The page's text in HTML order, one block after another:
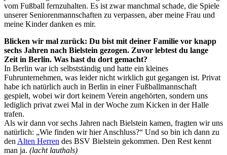
vom Fußball fernzuhalten. Es ist zwar manchmal schade, die Spiele
unserer Seniorenmannschaften zu verpassen, aber meine Frau und
meine Kinder danken es mir.
Blicken wir mal zurück: Du bist mit deiner Familie vor knapp
sechs Jahren nach Bielstein gezogen. Zuvor lebtest du lange
Zeit in Berlin. Was hast du dort gemacht?
In Berlin war ich selbstständig und hatte ein kleines
Fuhrunternehmen, was leider nicht wirklich gut gegangen ist. Privat
habe ich natürlich auch in Berlin in einer Fußballmannschaft
gespielt, wobei wir dort keinem Verein angehörten, sondern uns
lediglich privat zwei Mal in der Woche zum Kicken in der Halle
trafen.
Als wir dann vor sechs Jahren nach Bielstein kamen, fragten wir uns
natürlich: „Wie finden wir hier Anschluss?“ Und so bin ich dann zu
den Alten Herren des BSV Bielstein gekommen. Den Rest kennt
man ja. (lacht lauthals)